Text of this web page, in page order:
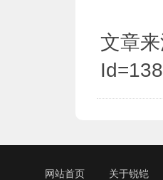
文章
网站首页 关于锐铠